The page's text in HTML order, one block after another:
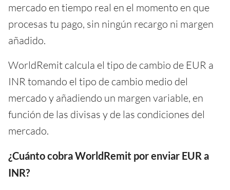
mercado en tiempo real en el momento en que
procesas tu pago, sin ningún recargo ni margen
añadido.
WorldRemit calcula el tipo de cambio de EUR a
INR tomando el tipo de cambio medio del
mercado y añadiendo un margen variable, en
función de las divisas y de las condiciones del
mercado.
¿Cuánto cobra WorldRemit por enviar EUR a
INR?